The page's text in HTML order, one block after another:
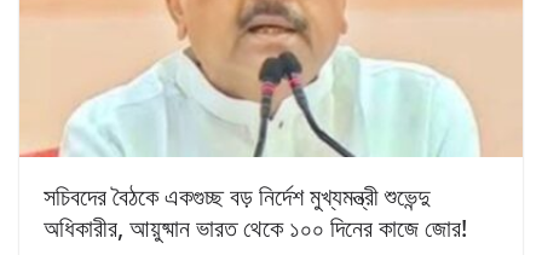
সচিবদের বৈঠকে একগুচ্ছ বড় নির্দেশ মুখ্যমন্ত্রী শুভেন্দু
অধিকারীর, আয়ুষ্মান ভারত থেকে ১০০ দিনের কাজে জোর!